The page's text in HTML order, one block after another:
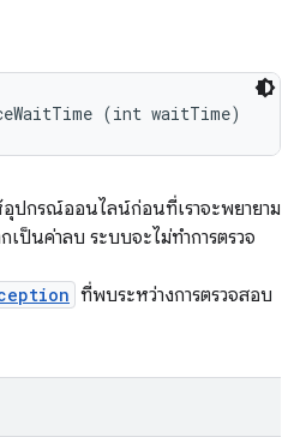
(int waitTime)
อุปกรณ์ออนไลน์ก่อนที่เราจะพยายาม
ป็นค่าลบ ระบบจะไม่ทำการตรวจ
ที่พบระหว่างการตรวจสอบ